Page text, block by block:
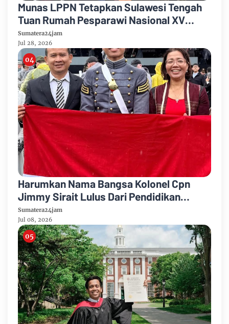
Munas LPPN Tetapkan Sulawesi Tengah
Tuan Rumah Pesparawi Nasional XV
Tahun 2029
Sumatera24jam
Jul 28, 2026
Harumkan Nama Bangsa Kolonel Cpn
Jimmy Sirait Lulus Dari Pendidikan
Militer Elite Amerika Serikat
Sumatera24jam
Jul 08, 2026